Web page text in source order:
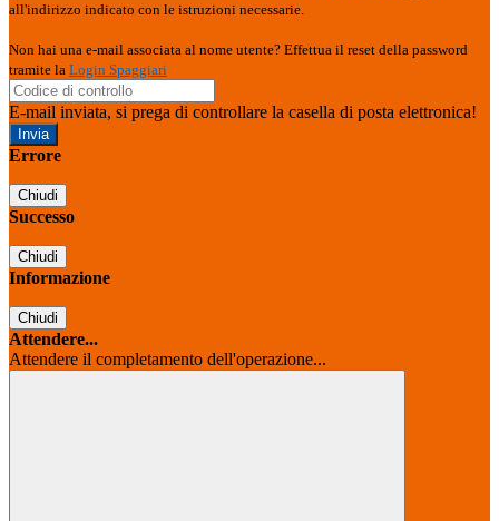
all'indirizzo indicato con le istruzioni necessarie.
Non hai una e-mail associata al nome utente? Effettua il reset della password
tramite la Login Spaggiari
E-mail inviata, si prega di controllare la casella di posta elettronica!
Errore
Chiudi
Successo
Chiudi
Informazione
Chiudi
Attendere...
Attendere il completamento dell'operazione...